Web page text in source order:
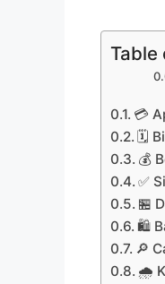
Table
💳
🗓️
💰
✅
🏪
🛍️
🔎
🌧️